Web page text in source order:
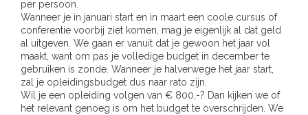
per persoon.
Wanneer je in januari start en in maart een coole cursus of
conferentie voorbij ziet komen, mag je eigenlijk al dat geld
al uitgeven. We gaan er vanuit dat je gewoon het jaar vol
maakt, want om pas je volledige budget in december te
gebruiken is zonde. Wanneer je halverwege het jaar start,
zal je opleidingsbudget dus naar rato zijn.
Wil je een opleiding volgen van € 800,-? Dan kijken we of
het relevant genoeg is om het budget te overschrijden. We